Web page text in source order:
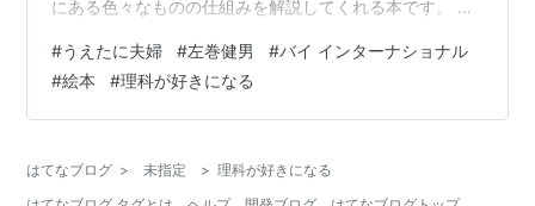
にある色々なものの仕組みを解説してくれる本です。 例
んで弾むの？」など小さな子供が質問してくる「なぜな
ぜ攻撃」から少し大きくなった子供が思う理科の不思議
や面白さに心寄せる本です。大人も楽しく読める本でし
って言わせる手助けになりそうです♪ なぜなぜ？かいけつ
#うえたに夫婦 #左巻健男 #バイ インターナショナル
#絵本 #理科が好きになる
はてなブログ > 未指定 > 理科が好きになる